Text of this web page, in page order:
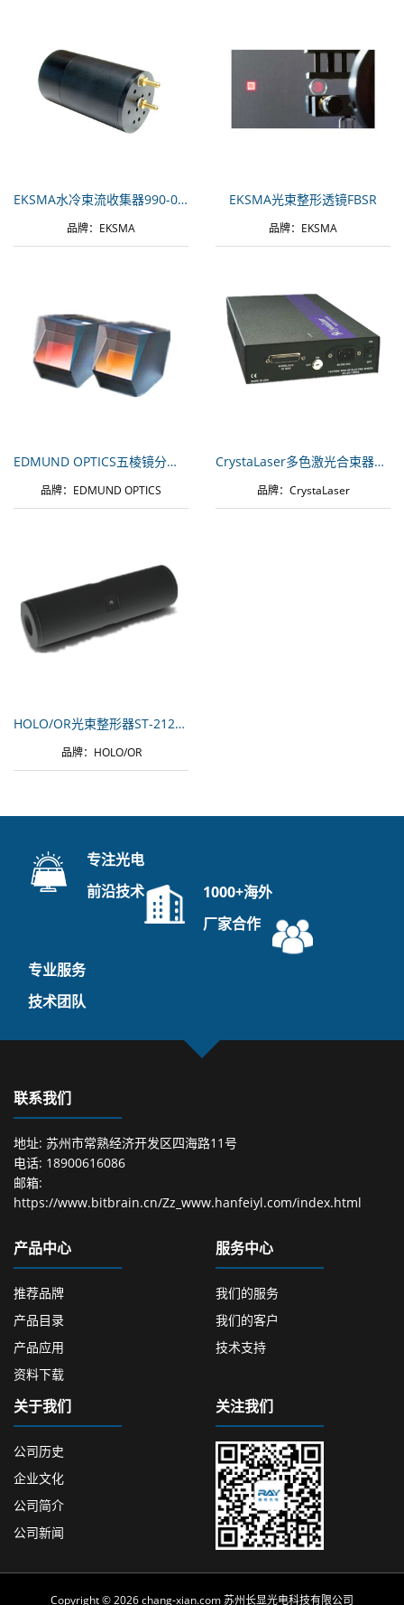
EKSMA水冷束流收集器990-0820
品牌：EKSMA
EKSMA光束整形透镜FBSR
品牌：EKSMA
EDMUND OPTICS五棱镜分光器#66-632
品牌：EDMUND OPTICS
CrystaLaser多色激光合束器Blancophor SV
品牌：CrystaLaser
HOLO/OR光束整形器ST-212-I-Y-A
品牌：HOLO/OR
专注光电
前沿技术
1000+海外
厂家合作
专业服务
技术团队
联系我们
地址: 苏州市常熟经济开发区四海路11号
电话: 18900616086
邮箱:
https://www.bitbrain.cn/Zz_www.hanfeiyl.com/index.html
产品中心
推荐品牌
产品目录
产品应用
资料下载
服务中心
我们的服务
我们的客户
技术支持
关于我们
公司历史
企业文化
公司简介
公司新闻
关注我们
Copyright © 2026 chang-xian.com 苏州长显光电科技有限公司